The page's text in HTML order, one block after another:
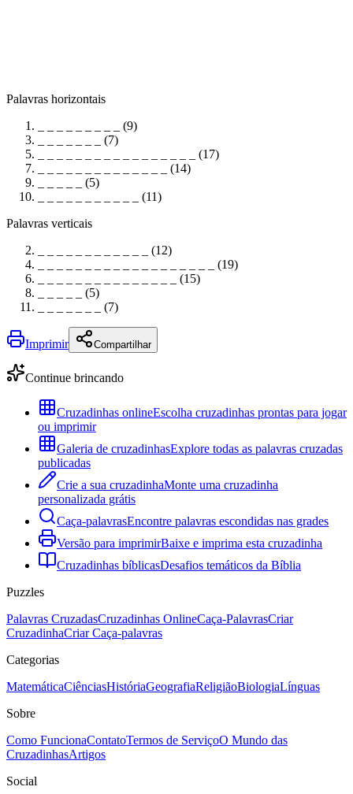
Palavras horizontais
_ _ _ _ _ _ _ _ _ (9)
_ _ _ _ _ _ _ (7)
_ _ _ _ _ _ _ _ _ _ _ _ _ _ _ _ _ (17)
_ _ _ _ _ _ _ _ _ _ _ _ _ _ (14)
_ _ _ _ _ (5)
_ _ _ _ _ _ _ _ _ _ _ (11)
Palavras verticais
_ _ _ _ _ _ _ _ _ _ _ _ (12)
_ _ _ _ _ _ _ _ _ _ _ _ _ _ _ _ _ _ _ (19)
_ _ _ _ _ _ _ _ _ _ _ _ _ _ _ (15)
_ _ _ _ _ (5)
_ _ _ _ _ _ _ (7)
Imprimir Compartilhar
Continue brincando
Cruzadinhas onlineEscolha cruzadinhas prontas para jogar
ou imprimir
Galeria de cruzadinhasExplore todas as palavras cruzadas
publicadas
Crie a sua cruzadinhaMonte uma cruzadinha
personalizada grátis
Caça-palavrasEncontre palavras escondidas nas grades
Versão para imprimirBaixe e imprima esta cruzadinha
Cruzadinhas bíblicasDesafios temáticos da Bíblia
Puzzles
Palavras CruzadasCruzadinhas OnlineCaça-PalavrasCriar
CruzadinhaCriar Caça-palavras
Categorias
MatemáticaCiênciasHistóriaGeografiaReligiãoBiologiaLínguas
Sobre
Como FuncionaContatoTermos de ServiçoO Mundo das
CruzadinhasArtigos
Social